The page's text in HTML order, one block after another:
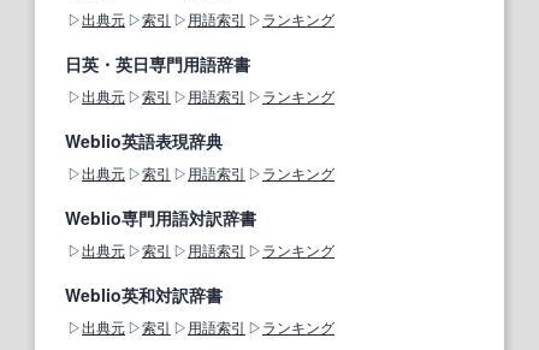
出典元 索引 用語索引 ランキング
日英・英日専門用語辞書
出典元 索引 用語索引 ランキング
Weblio英語表現辞典
出典元 索引 用語索引 ランキング
Weblio専門用語対訳辞書
出典元 索引 用語索引 ランキング
Weblio英和対訳辞書
出典元 索引 用語索引 ランキング